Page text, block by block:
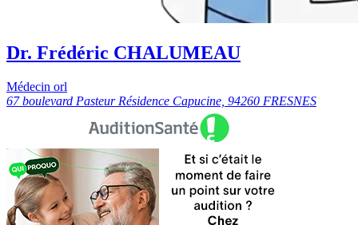
Dr. Frédéric CHALUMEAU
Médecin orl
67 boulevard Pasteur Résidence Capucine, 94260 FRESNES